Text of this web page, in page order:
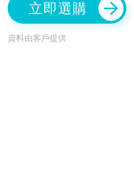
立即選購
資料由客戶提供